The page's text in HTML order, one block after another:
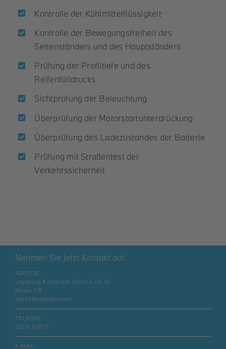
Kontrolle der Kühlmittelflüssigkeit
Kontrolle der Bewegungsfreiheit des
Seitenständers und des Hauptständers
Prüfung der Profiltiefe und des
Reifenfülldrucks
Sichtprüfung der Beleuchtung
Überprüfung der Motorstartunterdrückung
Überprüfung des Ladezustandes der Batterie
Prüfung mit Straßentest der
Verkehrssicherheit
Nehmen Sie jetzt Kontakt auf.
ADRESSE:
Vogelsang Automobile GmbH & Co. KG
Rottstr. 118
45659 Recklinghausen
TELEFON:
02361 9193 0
E-MAIL: